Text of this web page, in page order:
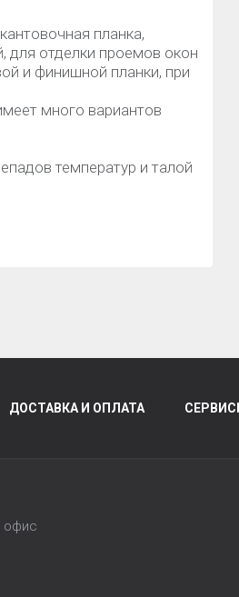
планка,
для отделки проемов окон
и финишной планки, при
много вариантов
температур и талой
ДОСТАВКА И ОПЛАТА
офис